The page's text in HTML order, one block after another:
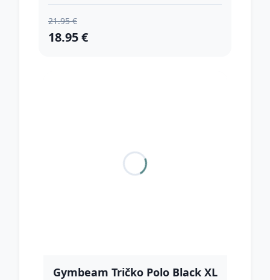
21.95 €
18.95 €
Gymbeam Tričko Polo Black XL